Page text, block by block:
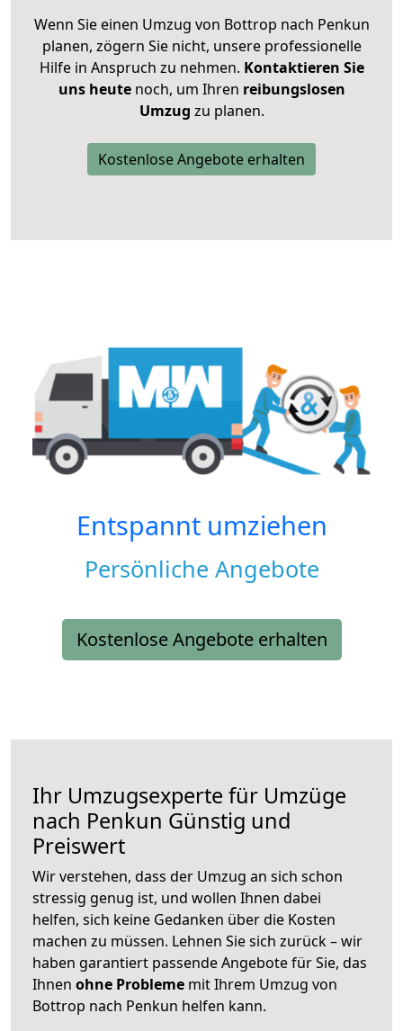
Wenn Sie einen Umzug von Bottrop nach Penkun
planen, zögern Sie nicht, unsere professionelle
Hilfe in Anspruch zu nehmen. Kontaktieren Sie
uns heutenoch, um Ihren reibungslosen
Umzug zu planen.
Kostenlose Angebote erhalten
Entspannt umziehen
Persönliche Angebote
Kostenlose Angebote erhalten
Ihr Umzugsexperte für Umzüge
nach Penkun Günstig und
Preiswert
Wir verstehen, dass der Umzug an sich schon
stressig genug ist, und wollen Ihnen dabei
helfen, sich keine Gedanken über die Kosten
machen zu müssen. Lehnen Sie sich zurück – wir
haben garantiert passende Angebote für Sie, das
Ihnen ohne Probleme mit Ihrem Umzug von
Bottrop nach Penkun helfen kann.